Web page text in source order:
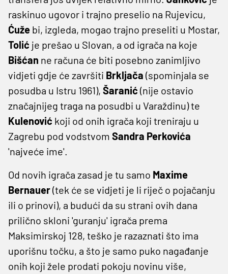
raskinuo ugovor i trajno preselio na Rujevicu,
Ćuže bi, izgleda, mogao trajno preseliti u Mostar,
Tolić je prešao u Slovan, a od igrača na koje
Bišćan ne računa će biti posebno zanimljivo
vidjeti gdje će završiti Brkljača (spominjala se
posudba u Istru 1961), Šaranić (nije ostavio
značajnijeg traga na posudbi u Varaždinu) te
Kulenović koji od onih igrača koji treniraju u
Zagrebu pod vodstvom Sandra Perkovića
'najveće ime'.
Od novih igrača zasad je tu samo Maxime
Bernauer(tek će se vidjeti je li riječ o pojačanju
ili o prinovi), a budući da su strani ovih dana
prilično skloni 'guranju' igrača prema
Maksimirskoj 128, teško je razaznati što ima
uporišnu točku, a što je samo puko nagađanje
onih koji žele prodati pokoju novinu više,